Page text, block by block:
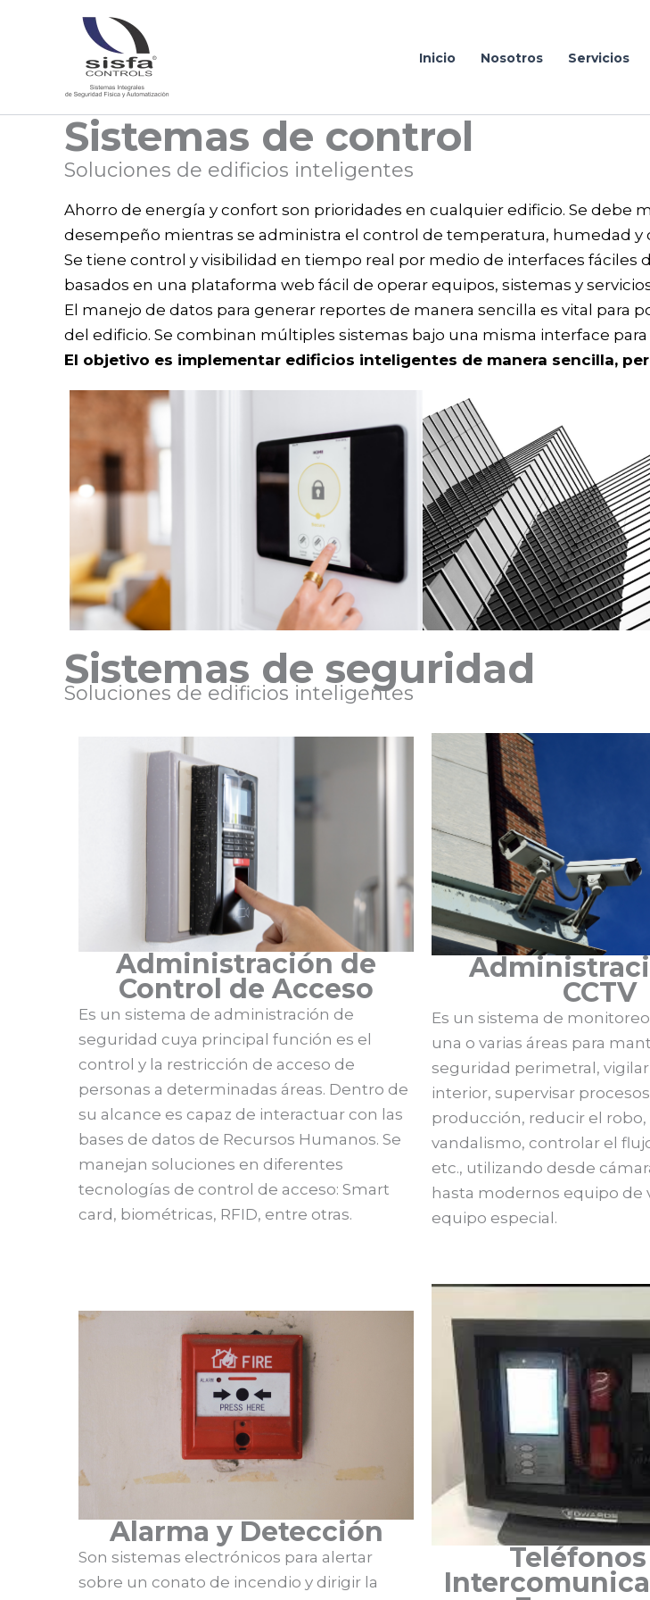
Inicio Nosotros Servicios
Sistemas de control
Soluciones de edificios inteligentes
Ahorro de energía y confort son prioridades en cualquier edificio. Se debe
desempeño mientras se administra el control de temperatura, humedad y
Se tiene control y visibilidad en tiempo real por medio de interfaces fáciles
basados en una plataforma web fácil de operar equipos, sistemas y
El manejo de datos para generar reportes de manera sencilla es vital
del edificio. Se combinan múltiples sistemas bajo una misma interface
El objetivo es implementar edificios inteligentes de manera sencilla,
Sistemas de seguridad
Soluciones de edificios inteligentes
Administración de
Control de Acceso
Es un sistema de administración de
seguridad cuya principal función es el
control y la restricción de acceso de
personas a determinadas áreas. Dentro de
su alcance es capaz de interactuar con las
bases de datos de Recursos Humanos. Se
manejan soluciones en diferentes
tecnologías de control de acceso: Smart
card, biométricas, RFID, entre otras.
CCTV
Es un sistema de
una o varias áreas para
seguridad perimetral,
interior, supervisar
producción, reducir el robo,
vandalismo, controlar el
etc., utilizando desde
hasta modernos equipo de
equipo especial.
Alarma y Detección
Son sistemas electrónicos para alertar
sobre un conato de incendio y dirigir la